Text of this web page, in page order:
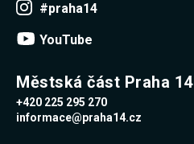
#praha14
YouTube
Městská část Praha 14
+420 225 295 270
informace@praha14.cz